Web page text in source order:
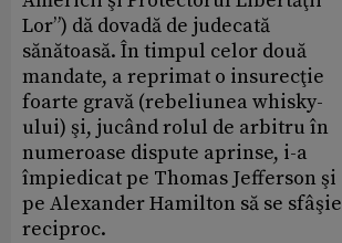
Lor”) dă dovadă de judecată
sănătoasă. În timpul celor două
mandate, a reprimat o insurecţie
foarte gravă (rebeliunea whisky-
ului) şi, jucând rolul de arbitru în
numeroase dispute aprinse, i-a
împiedicat pe Thomas Jefferson şi
pe Alexander Hamilton să se sfâşie
reciproc.